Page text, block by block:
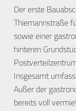
Der erste
Thiemannstraße
sowie einer
hinteren
Insgesamt
Außer der
bereits voll